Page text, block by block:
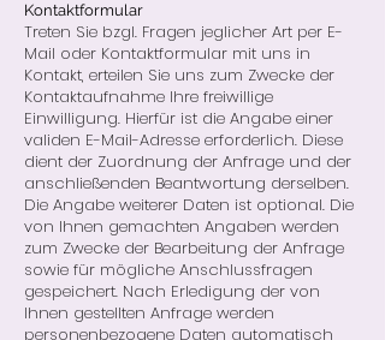
Kontaktformular
Treten Sie bzgl. Fragen jeglicher Art per E-
Mail oder Kontaktformular mit uns in
Kontakt, erteilen Sie uns zum Zwecke der
Kontaktaufnahme Ihre freiwillige
Einwilligung. Hierfür ist die Angabe einer
validen E-Mail-Adresse erforderlich. Diese
dient der Zuordnung der Anfrage und der
anschließenden Beantwortung derselben.
Die Angabe weiterer Daten ist optional. Die
von Ihnen gemachten Angaben werden
zum Zwecke der Bearbeitung der Anfrage
sowie für mögliche Anschlussfragen
gespeichert. Nach Erledigung der von
Ihnen gestellten Anfrage werden
personenbezogene Daten automatisch